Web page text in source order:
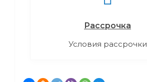
Рассрочка
Условия рассрочки